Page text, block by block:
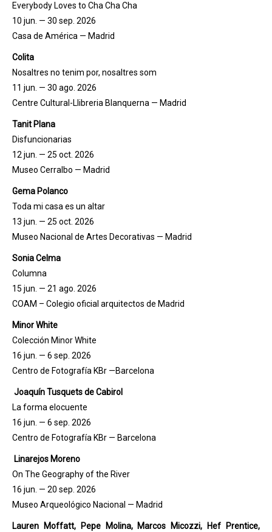
Everybody Loves to Cha Cha Cha
10 jun. — 30 sep. 2026
Casa de América — Madrid
Colita
Nosaltres no tenim por, nosaltres som
11 jun. — 30 ago. 2026
Centre Cultural-Llibreria Blanquerna — Madrid
Tanit Plana
Disfuncionarias
12 jun. — 25 oct. 2026
Museo Cerralbo — Madrid
Gema Polanco
Toda mi casa es un altar
13 jun. — 25 oct. 2026
Museo Nacional de Artes Decorativas — Madrid
Sonia Celma
Columna
15 jun. — 21 ago. 2026
COAM – Colegio oficial arquitectos de Madrid
Minor White
Colección Minor White
16 jun. — 6 sep. 2026
Centro de Fotografía KBr —Barcelona
Joaquín Tusquets de Cabirol
La forma elocuente
16 jun. — 6 sep. 2026
Centro de Fotografía KBr — Barcelona
Linarejos Moreno
On The Geography of the River
16 jun. — 20 sep. 2026
Museo Arqueológico Nacional — Madrid
Lauren Moffatt, Pepe Molina, Marcos Micozzi, Hef Prentice,